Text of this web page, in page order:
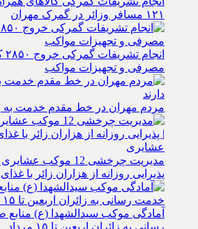
۱۲۱ مسافر وزائر در گمرک مهران
مصرفی و تجهیزات مواکب
مردم مهران در خط مقدم خدمت به
مدیریت چرخشی 12
پذیرایی روزانه از هزاران زائر با